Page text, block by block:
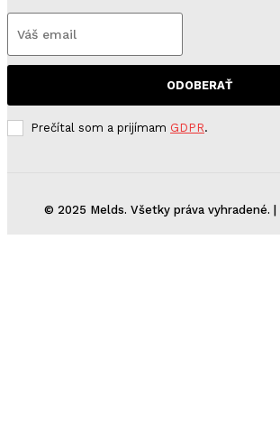
ODOBERAŤ
Prečítal som a prijímam GDPR.
© 2025 Melds. Všetky práva vyhradené. |